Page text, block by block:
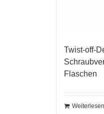
Twist-off-
Flaschen
Weiterlesen